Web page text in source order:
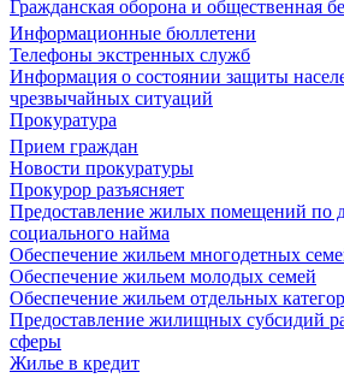
Гражданская оборона и общественная
Информационные бюллетени
Телефоны экстренных служб
Информация о состоянии защиты
чрезвычайных ситуаций
Прокуратура
Прием граждан
Новости прокуратуры
Прокурор разъясняет
Предоставление жилых помещений по
социального найма
Обеспечение жильем многодетных
Обеспечение жильем молодых семей
Обеспечение жильем отдельных
Предоставление жилищных субсидий
сферы
Жилье в кредит